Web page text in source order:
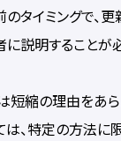
タイミングで、
説明することが
縮の理由をあ
、特定の方法に